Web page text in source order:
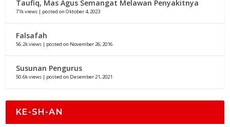
Taufiq, Mas Agus Semangat Melawan Penyakitnya
71k views | posted on Oktober 4, 2023
Falsafah
56.2k views | posted on November 26, 2016
Susunan Pengurus
50.6k views | posted on Desember 21, 2021
KE-SH-AN